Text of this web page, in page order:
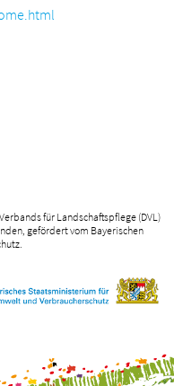
für Landschaftspflege (DVL)
gefördert vom Bayerischen